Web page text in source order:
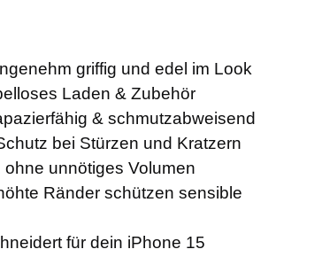
griffig und edel im Look
Laden & Zubehör
& schmutzabweisend
bei Stürzen und Kratzern
unnötiges Volumen
Ränder schützen sensible
für dein iPhone 15